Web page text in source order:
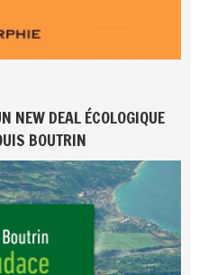
NEW DEAL ÉCOLOGIQUE
BOUTRIN